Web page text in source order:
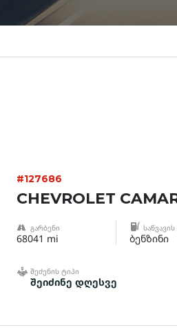
#127686
CHEVROLET
ᲒᲐᲠᲑᲔᲜᲘ
68041 mi ბენზინი
ᲨᲔᲫᲔᲜᲘᲡ ᲢᲘᲞᲘ
შეიძინე დღესვე